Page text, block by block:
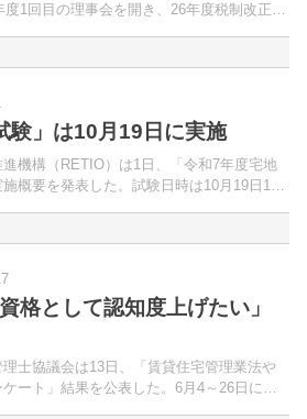
度1回目の理事会を開き、26年度税制改正・
。税制改正要望では、...
験」は10月19日に実施
進機構（RETIO）は1日、「令和7年度宅地
概要を発表した。試験日時は10月19日13
格として認知度上げたい」
理士協議会は13日、「賃貸住宅管理業法や
ート」結果を公表した。6月4～26日に資